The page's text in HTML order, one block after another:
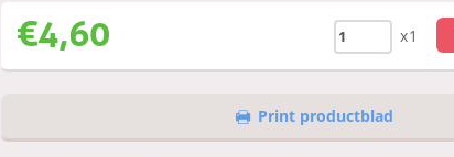
€4,60 x1
Print productblad